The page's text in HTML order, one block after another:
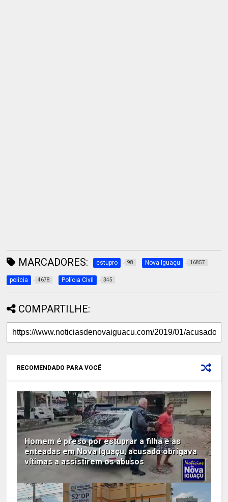
MARCADORES: estupro 98 Nova Iguaçu 16857
polícia 4678 Polícia Civil 345
COMPARTILHE:
RECOMENDADO PARA VOCÊ
Homem é preso por estuprar a filha e as
enteadas em Nova Iguaçu; acusado obrigava
vítimas a assistirem os abusos